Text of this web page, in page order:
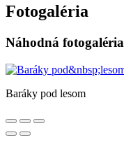
Fotogaléria
Náhodná fotogaléria
Baráky pod lesom